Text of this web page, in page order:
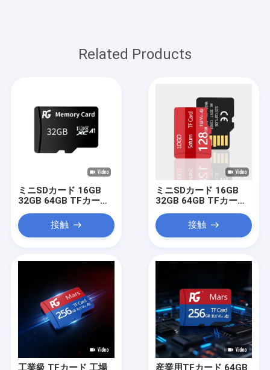
Related Products
ミニSDカード 16GB
32GB 64GB TFカード
クラス10 ストレージ
スマートフォン カメラ
メディアプレーヤー
接触
ミニSDカード 16GB
32GB 64GB TFカード
クラス10 ストレージ
スマートフォン カメラ
メディアプレーヤー
接触
工業級 TFカード 工場
産業用TFカード 64GB